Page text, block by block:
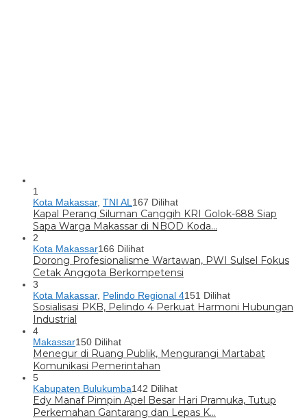
1
Kota Makassar, TNI AL 167 Dilihat
Kapal Perang Siluman Canggih KRI Golok-688 Siap
Sapa Warga Makassar di NBOD Koda…
2
Kota Makassar166 Dilihat
Dorong Profesionalisme Wartawan, PWI Sulsel Fokus
Cetak Anggota Berkompetensi
3
Kota Makassar, Pelindo Regional 4151 Dilihat
Sosialisasi PKB, Pelindo 4 Perkuat Harmoni Hubungan
Industrial
4
Makassar150 Dilihat
Menegur di Ruang Publik, Mengurangi Martabat
Komunikasi Pemerintahan
5
Kabupaten Bulukumba142 Dilihat
Edy Manaf Pimpin Apel Besar Hari Pramuka, Tutup
Perkemahan Gantarang dan Lepas K…